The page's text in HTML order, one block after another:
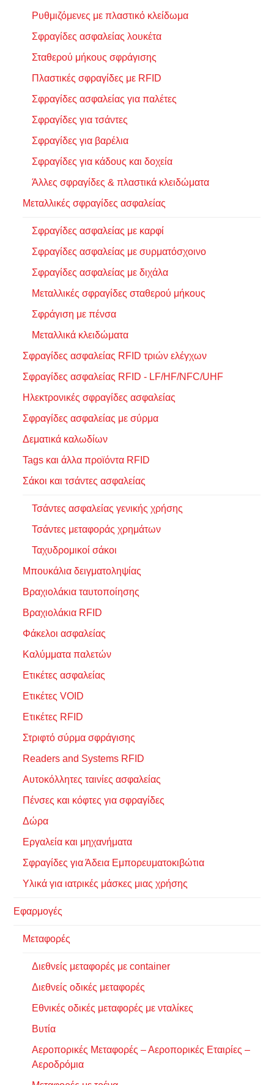
Ρυθμιζόμενες με πλαστικό κλείδωμα
Σφραγίδες ασφαλείας λουκέτα
Σταθερού μήκους σφράγισης
Πλαστικές σφραγίδες με RFID
Σφραγίδες ασφαλείας για παλέτες
Σφραγίδες για τσάντες
Σφραγίδες για βαρέλια
Σφραγίδες για κάδους και δοχεία
Άλλες σφραγίδες & πλαστικά κλειδώματα
Μεταλλικές σφραγίδες ασφαλείας
Σφραγίδες ασφαλείας με καρφί
Σφραγίδες ασφαλείας με συρματόσχοινο
Σφραγίδες ασφαλείας με διχάλα
Μεταλλικές σφραγίδες σταθερού μήκους
Σφράγιση με πένσα
Μεταλλικά κλειδώματα
Σφραγίδες ασφαλείας RFID τριών ελέγχων
Σφραγίδες ασφαλείας RFID - LF/HF/NFC/UHF
Ηλεκτρονικές σφραγίδες ασφαλείας
Σφραγίδες ασφαλείας με σύρμα
Δεματικά καλωδίων
Tags και άλλα προϊόντα RFID
Σάκοι και τσάντες ασφαλείας
Τσάντες ασφαλείας γενικής χρήσης
Τσάντες μεταφοράς χρημάτων
Ταχυδρομικοί σάκοι
Μπουκάλια δειγματοληψίας
Βραχιολάκια ταυτοποίησης
Βραχιολάκια RFID
Φάκελοι ασφαλείας
Καλύμματα παλετών
Ετικέτες ασφαλείας
Ετικέτες VOID
Ετικέτες RFID
Στριφτό σύρμα σφράγισης
Readers and Systems RFID
Αυτοκόλλητες ταινίες ασφαλείας
Πένσες και κόφτες για σφραγίδες
Δώρα
Εργαλεία και μηχανήματα
Σφραγίδες για Άδεια Εμπορευματοκιβώτια
Υλικά για ιατρικές μάσκες μιας χρήσης
Εφαρμογές
Μεταφορές
Διεθνείς μεταφορές με container
Διεθνείς οδικές μεταφορές
Εθνικές οδικές μεταφορές με νταλίκες
Βυτία
Αεροπορικές Μεταφορές – Αεροπορικές Εταιρίες –
Αεροδρόμια